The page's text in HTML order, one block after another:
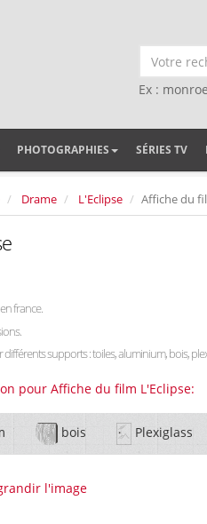
Ex :
PHOTOGRAPHIES SÉRIES TV
Drame L'Eclipse Affiche du
france.
différents supports : toiles, aluminium, bois,
pour Affiche du film L'Eclipse:
bois Plexiglass
l'image